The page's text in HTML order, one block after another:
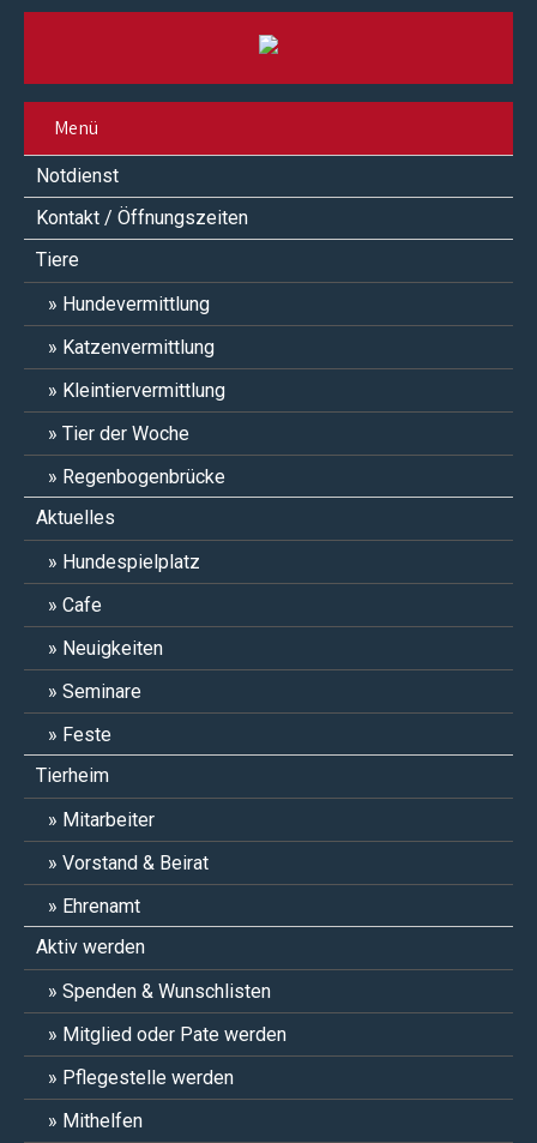
Menü
Notdienst
Kontakt / Öffnungszeiten
Tiere
Hundevermittlung
Katzenvermittlung
Kleintiervermittlung
Tier der Woche
Regenbogenbrücke
Aktuelles
Hundespielplatz
Cafe
Neuigkeiten
Seminare
Feste
Tierheim
Mitarbeiter
Vorstand & Beirat
Ehrenamt
Aktiv werden
Spenden & Wunschlisten
Mitglied oder Pate werden
Pflegestelle werden
Mithelfen